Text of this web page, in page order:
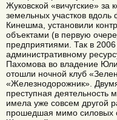
Жуковской «вичугские» за
земельных участков
Кинешма, установили
объектами (в первую
предприятиями. Так в 2006
административному
Пахомова во владение
отошли ночной клуб
«Железнодорожник».
преступная деятельность
имела уже совсем другой
прошедшая мимо силовых